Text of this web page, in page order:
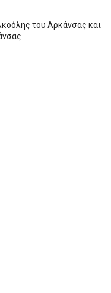
του Αρκάνσας και